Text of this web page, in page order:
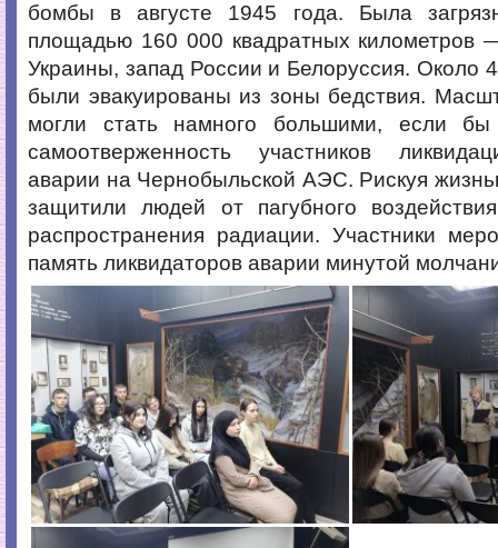
бомбы в августе 1945 года. Была
площадью 160 000 квадратных километров
Украины, запад России и Белоруссия. Около
были эвакуированы из зоны бедствия.
могли стать намного большими, если
самоотверженность участников
аварии на Чернобыльской АЭС. Рискуя
защитили людей от пагубного
распространения радиации. Участники
память ликвидаторов аварии минутой